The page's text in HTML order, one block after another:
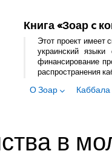
Книга «Зоар c
Этот проект имеет
украинский
финансирование
распространения
О Зоар
в